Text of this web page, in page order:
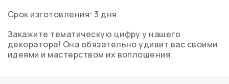
Срок изготовления: 3 дня
Закажите тематическую цифру у нашего
декоратора! Она обязательно удивит вас своими
идеями и мастерством их воплощения.